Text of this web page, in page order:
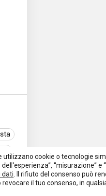
cookie o tecnologie
“misurazione”
dati . Il rifiuto del consenso può
il tuo consenso, in